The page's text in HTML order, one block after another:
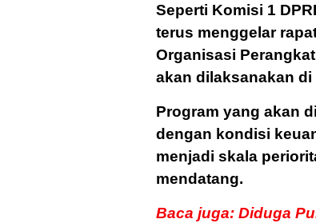
Seperti Komisi 1
terus menggelar
Organisasi
akan dilaksanakan
Program yang akan
dengan kondisi
menjadi skala
mendatang.
Baca juga: Diduga